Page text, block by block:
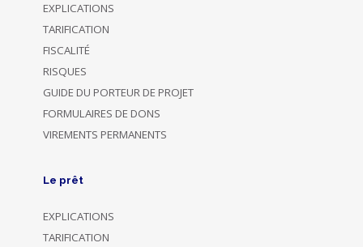
EXPLICATIONS
TARIFICATION
FISCALITÉ
RISQUES
GUIDE DU PORTEUR DE PROJET
FORMULAIRES DE DONS
VIREMENTS PERMANENTS
Le prêt
EXPLICATIONS
TARIFICATION